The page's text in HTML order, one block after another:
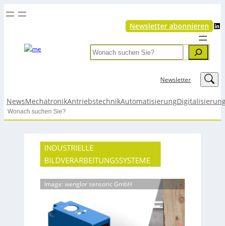
Newsletter abonnieren LinkedIn
Search
Newsletter LinkedIn
NewsMechatronikAntriebstechnikAutomatisierung
Search
INDUSTRIELLE
BILDVERARBEITUNGSSYSTEME
Image: wenglor sensoric GmbH